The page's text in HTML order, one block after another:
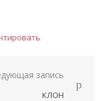
запись
КЛОН